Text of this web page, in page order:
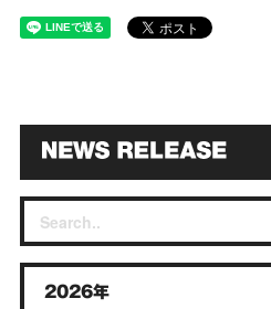
2026年